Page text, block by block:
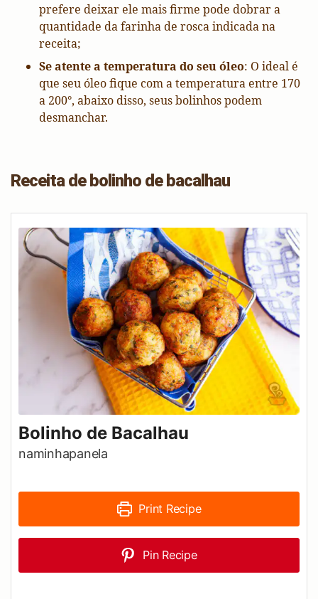
prefere deixar ele mais firme pode dobrar a
quantidade da farinha de rosca indicada na
receita;
Se atente a temperatura do seu óleo: O ideal é
que seu óleo fique com a temperatura entre 170
a 200°, abaixo disso, seus bolinhos podem
desmanchar.
Receita de bolinho de bacalhau
Bolinho de Bacalhau
naminhapanela
Print Recipe
Pin Recipe